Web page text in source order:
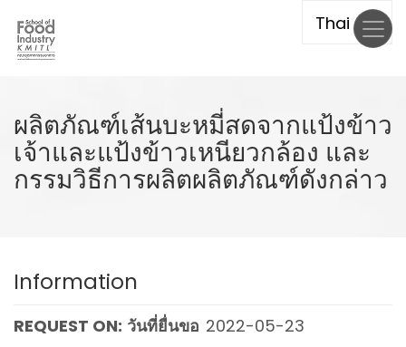
Skip
main
ผลิตภัณฑ์เส้นบะหมี่สดจากแป้งข้าว
เจ้าและแป้งข้าวเหนียวกล้อง และ
กรรมวิธีการผลิตผลิตภัณฑ์ดังกล่าว
Information
REQUEST ON: วันที่ยื่นขอ 2022-05-23